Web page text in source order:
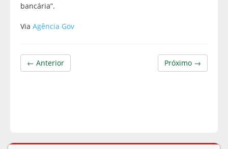
bancária”.
Via Agência Gov
Próximo →
← Anterior